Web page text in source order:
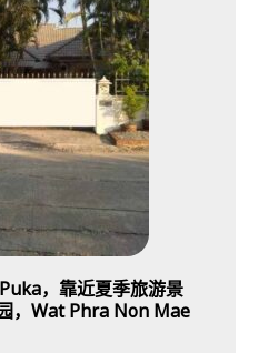
，靠近夏季旅游景
，Wat Phra Non Mae